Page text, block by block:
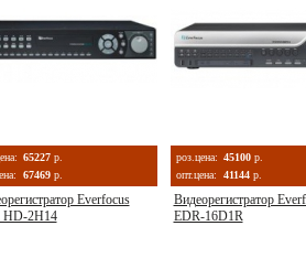
65227 р.
67469 р.
Everfocus
HD-2H14
роз.цена: 45100 р.
опт.цена:
41144 р.
Видеорегистратор
EDR-16D1R